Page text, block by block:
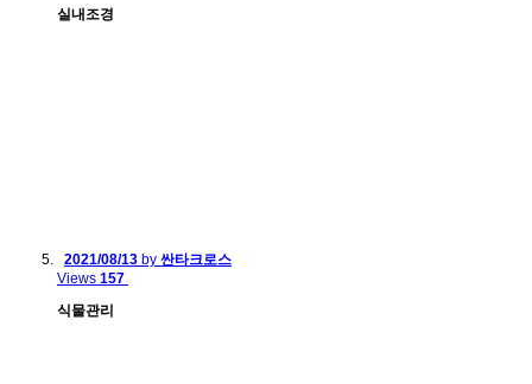
실내조경
2021/08/13 by 싼타크로스
Views 157
식물관리